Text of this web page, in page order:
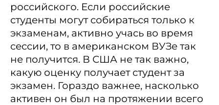
российского. Если российские
студенты могут собираться только к
экзаменам, активно учась во время
сессии, то в американском ВУЗе так
не получится. В США не так важно,
какую оценку получает студент за
экзамен. Гораздо важнее, насколько
активен он был на протяжении всего